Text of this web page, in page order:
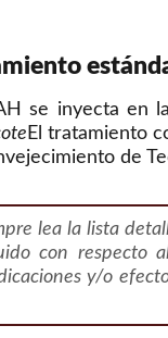
se inyecta en
El tratamiento
de
lea la lista
con respecto
y/o